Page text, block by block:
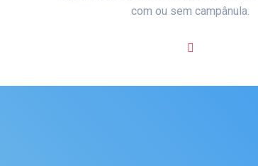
com ou sem campânula.